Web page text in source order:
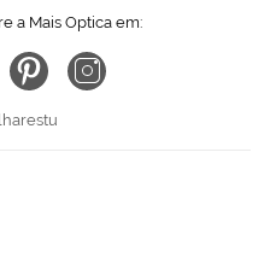
a Mais Optica em: